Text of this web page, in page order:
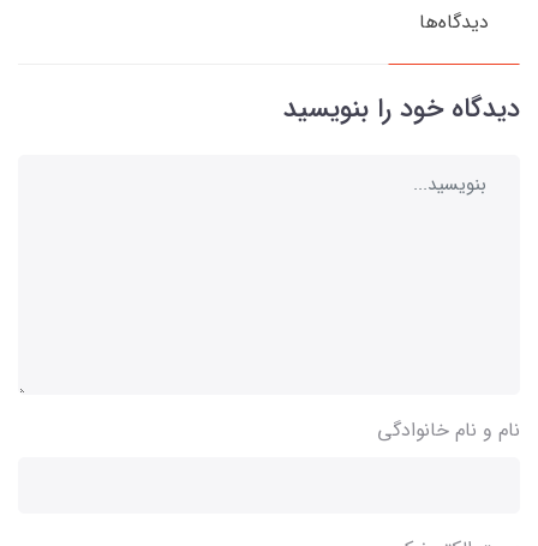
دیدگاه‌ها
دیدگاه خود را بنویسید
نام و نام خانوادگی